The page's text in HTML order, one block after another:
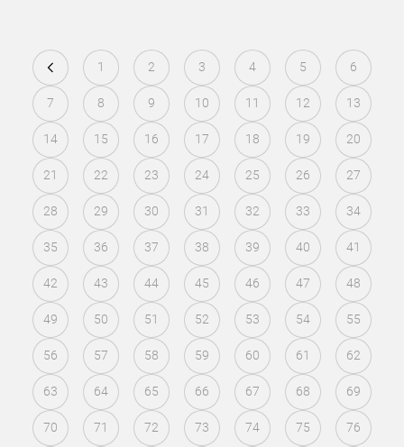
1 2 3 4 5 6
7 8 9 10 11 12 13
14 15 16 17 18 19 20
21 22 23 24 25 26 27
28 29 30 31 32 33 34
35 36 37 38 39 40 41
42 43 44 45 46 47 48
49 50 51 52 53 54 55
56 57 58 59 60 61 62
63 64 65 66 67 68 69
70 71 72 73 74 75 76